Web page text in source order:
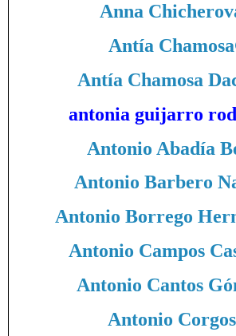
Anna
Antía Chamosa
Antía Chamosa
antonia guijarro
Antonio Abadía
Antonio Barbero
Antonio Borrego
Antonio Campos
Antonio Cantos
Antonio Corgos